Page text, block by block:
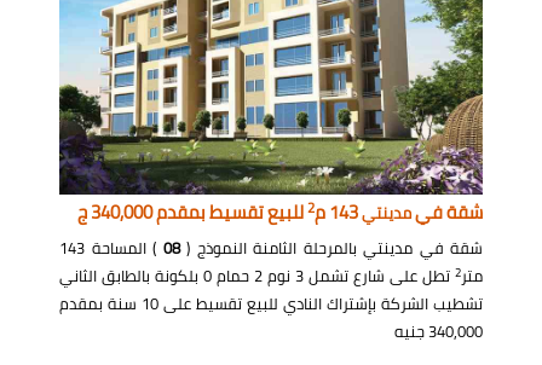
شقة فيمدينتي 2للبيع تقسيط بمقدم 340,000 ج
شقة في مدينتي بالمرحلة الثامنة النموذج (08
) المساحة 143
متر2
تطل على شارع تشمل 3 نوم 2 حمام 0 بلكونة بالطابق الثاني
تشطيب الشركة بإشتراك النادي للبيع تقسيط على 10 سنة بمقدم
340,000 جنيه